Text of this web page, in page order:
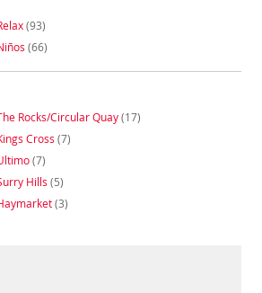
(93)
(66)
Rocks/Circular Quay(17)
Cross (7)
(7)
Hills (5)
(3)